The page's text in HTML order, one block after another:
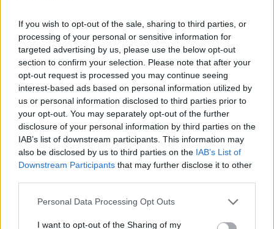
If you wish to opt-out of the sale, sharing to third parties, or
processing of your personal or sensitive information for
targeted advertising by us, please use the below opt-out
section to confirm your selection. Please note that after your
opt-out request is processed you may continue seeing
interest-based ads based on personal information utilized by
us or personal information disclosed to third parties prior to
your opt-out. You may separately opt-out of the further
disclosure of your personal information by third parties on the
IAB’s list of downstream participants. This information may
also be disclosed by us to third parties on the IAB’s List of
Downstream Participants that may further disclose it to other
Please note that this website/app uses one or more Google
not limited to your visit or usage behaviour. You may click to
Personal Data Processing Opt Outs
I want to opt-out of the Sharing of my
Por Eurohoops team/ info@eurohoops.net
Christos Stavropoulos, general manager delOlimpia Milano
anunció recientemente el acuerdo y ahora es oficial: los
campeones italianos han extendido el contrato de Shavon
Shields hasta 2026.
“Shavon es un ganador, un jugador de altísimo nivel que ha
demostrado ser perfecto para lo que pretendemos seguir
construyendo. Estamos felices de que se quede con
nosotros por mucho tiempo y contribuya a la historia de